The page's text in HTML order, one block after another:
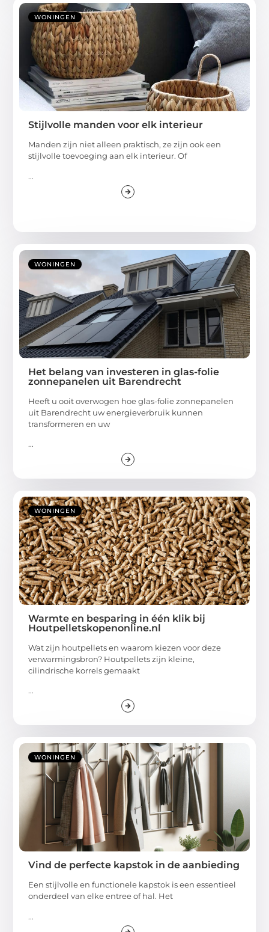
WONINGEN
Stijlvolle manden voor elk interieur
Manden zijn niet alleen praktisch, ze zijn ook een
stijlvolle toevoeging aan elk interieur. Of
...
WONINGEN
Het belang van investeren in glas-folie
zonnepanelen uit Barendrecht
Heeft u ooit overwogen hoe glas-folie zonnepanelen
uit Barendrecht uw energieverbruik kunnen
transformeren en uw
...
WONINGEN
Warmte en besparing in één klik bij
Houtpelletskopenonline.nl
Wat zijn houtpellets en waarom kiezen voor deze
verwarmingsbron? Houtpellets zijn kleine,
cilindrische korrels gemaakt
...
WONINGEN
Vind de perfecte kapstok in de aanbieding
Een stijlvolle en functionele kapstok is een essentieel
onderdeel van elke entree of hal. Het
...